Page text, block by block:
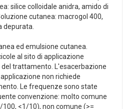
silice colloidale anidra, amido di
cutanea: macrogol 400,
depurata.
ed emulsione cutanea.
al sito di applicazione
trattamento. L'esacerbazione
non richiede
Le frequenze sono state
convenzione: molto comune
<1/10), non comune (>=